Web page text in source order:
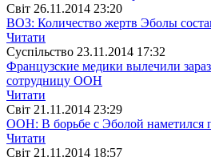
Свiт 26.11.2014 23:20
ВОЗ: Количество жертв Эболы
Читати
Суспiльство 23.11.2014 17:32
Французские медики вылечили
сотрудницу ООН
Читати
Свiт 21.11.2014 23:29
ООН: В борьбе с Эболой наметился
Читати
Свiт 21.11.2014 18:57